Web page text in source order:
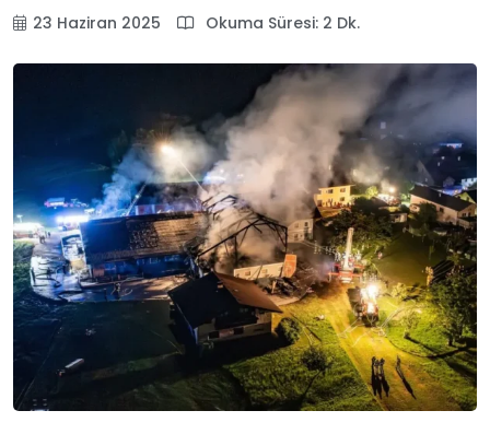
23 Haziran 2025 Okuma Süresi: 2 Dk.